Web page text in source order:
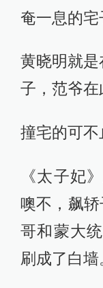
奄一息的宅
黄晓明就
子，范爷在
撞宅的可不
《太子妃
噢不，飙
哥和蒙大
刷成了白墙